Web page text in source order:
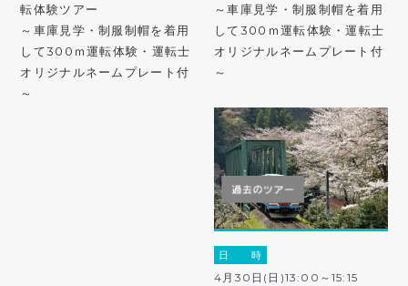
転体験ツアー
～車庫見学・制服制帽を着用
して300ｍ運転体験・運転士
オリジナルネームプレート付
～
～車庫見学・制服制帽を着用
して300ｍ運転体験・運転士
オリジナルネームプレート付
～
日 時
4月30日(日)13:00～15:15